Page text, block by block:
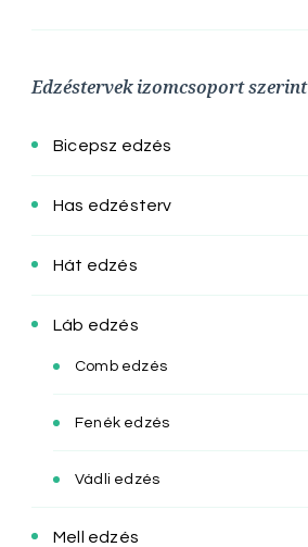
Edzéstervek izomcsoport szerint
Bicepsz edzés
Has edzésterv
Hát edzés
Láb edzés
Comb edzés
Fenék edzés
Vádli edzés
Mell edzés